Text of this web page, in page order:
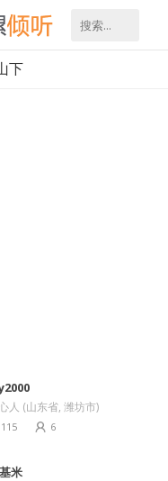
下
人 (山东省, 潍坊市)
115 6
米